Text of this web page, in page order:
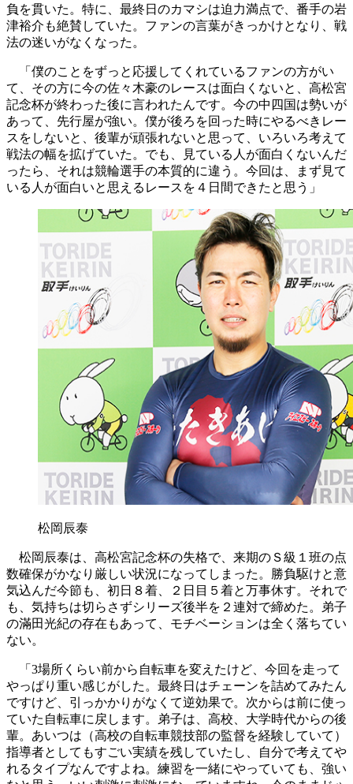
負を貫いた。特に、最終日のカマシは迫力満点で、番手の岩
津裕介も絶賛していた。ファンの言葉がきっかけとなり、戦
法の迷いがなくなった。
「僕のことをずっと応援してくれているファンの方がい
て、その方に今の佐々木豪のレースは面白くないと、高松宮
記念杯が終わった後に言われたんです。今の中四国は勢いが
あって、先行屋が強い。僕が後ろを回った時にやるべきレー
スをしないと、後輩が頑張れないと思って、いろいろ考えて
戦法の幅を拡げていた。でも、見ている人が面白くないんだ
ったら、それは競輪選手の本質的に違う。今回は、まず見て
いる人が面白いと思えるレースを４日間できたと思う」
松岡辰泰
松岡辰泰は、高松宮記念杯の失格で、来期のＳ級１班の点
数確保がかなり厳しい状況になってしまった。勝負駆けと意
気込んだ今節も、初日８着、２日目５着と万事休す。それで
も、気持ちは切らさずシリーズ後半を２連対で締めた。弟子
の滿田光紀の存在もあって、モチベーションは全く落ちてい
ない。
「3場所くらい前から自転車を変えたけど、今回を走って
やっぱり重い感じがした。最終日はチェーンを詰めてみたん
ですけど、引っかかりがなくて逆効果で。次からは前に使っ
ていた自転車に戻します。弟子は、高校、大学時代からの後
輩。あいつは（高校の自転車競技部の監督を経験していて）
指導者としてもすごい実績を残していたし、自分で考えてや
れるタイプなんですよね。練習を一緒にやっていても、強い